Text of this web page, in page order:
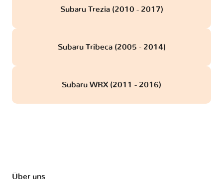
Subaru Trezia (2010 - 2017)
Subaru Tribeca (2005 - 2014)
Subaru WRX (2011 - 2016)
Über uns